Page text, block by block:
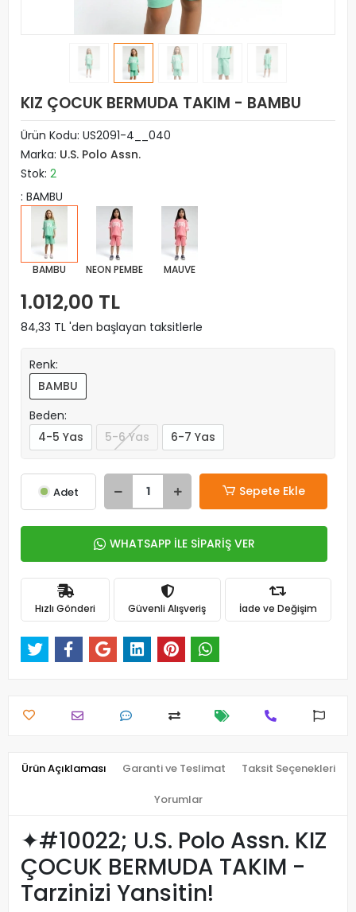
KIZ ÇOCUK BERMUDA TAKIM - BAMBU
Ürün Kodu: US2091-4__040
Marka: U.S. Polo Assn.
Stok: 2
: BAMBU
BAMBU NEON PEMBE MAUVE
1.012,00 TL
84,33 TL 'den başlayan taksitlerle
Renk:
BAMBU
Beden:
4-5 Yas
5-6 Yas 6-7 Yas
Adet Sepete Ekle
WHATSAPP İLE SİPARİŞ VER
Hızlı Gönderi Güvenli Alışveriş İade ve Değişim
Ürün Açıklaması Garanti ve Teslimat Taksit Seçenekleri
Yorumlar
✦#10022; U.S. Polo Assn. KIZ
ÇOCUK BERMUDA TAKIM -
Tarzinizi Yansitin!